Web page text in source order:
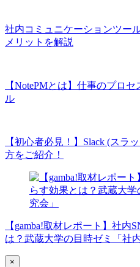
社内コミュニケーションツー
メリットを解説
【NotePMとは】仕事のプロ
ル
【初心者必見！】Slack (スラ
方をご紹介！
【gamba!取材レポート】社内
は？武蔵大学の目時ゼミ「社
×